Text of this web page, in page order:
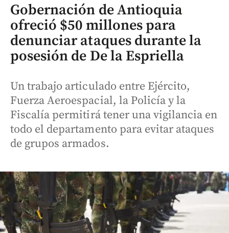
Gobernación de Antioquia
ofreció $50 millones para
denunciar ataques durante la
posesión de De la Espriella
Un trabajo articulado entre Ejército,
Fuerza Aeroespacial, la Policía y la
Fiscalía permitirá tener una vigilancia en
todo el departamento para evitar ataques
de grupos armados.